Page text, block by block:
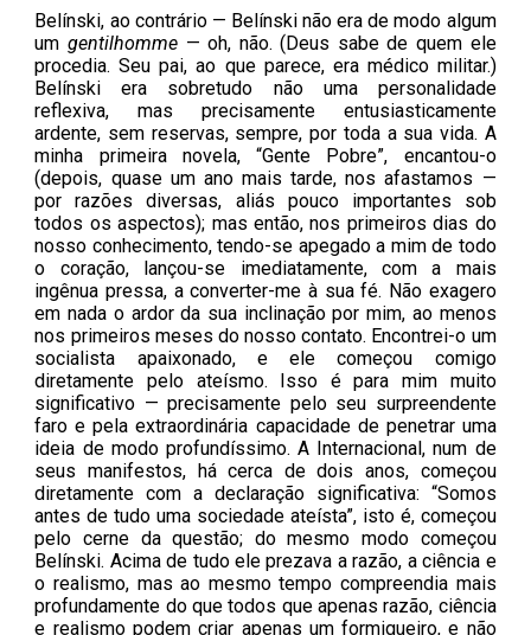
Belínski, ao contrário — Belínski não era de modo algum
um gentilhomme — oh, não. (Deus sabe de quem ele
procedia. Seu pai, ao que parece, era médico militar.)
Belínski era sobretudo não uma personalidade
reflexiva, mas precisamente entusiasticamente
ardente, sem reservas, sempre, por toda a sua vida. A
minha primeira novela, “Gente Pobre”, encantou-o
(depois, quase um ano mais tarde, nos afastamos —
por razões diversas, aliás pouco importantes sob
todos os aspectos); mas então, nos primeiros dias do
nosso conhecimento, tendo-se apegado a mim de todo
o coração, lançou-se imediatamente, com a mais
ingênua pressa, a converter-me à sua fé. Não exagero
em nada o ardor da sua inclinação por mim, ao menos
nos primeiros meses do nosso contato. Encontrei-o um
socialista apaixonado, e ele começou comigo
diretamente pelo ateísmo. Isso é para mim muito
significativo — precisamente pelo seu surpreendente
faro e pela extraordinária capacidade de penetrar uma
ideia de modo profundíssimo. A Internacional, num de
seus manifestos, há cerca de dois anos, começou
diretamente com a declaração significativa: “Somos
antes de tudo uma sociedade ateísta”, isto é, começou
pelo cerne da questão; do mesmo modo começou
Belínski. Acima de tudo ele prezava a razão, a ciência e
o realismo, mas ao mesmo tempo compreendia mais
profundamente do que todos que apenas razão, ciência
e realismo podem criar apenas um formigueiro, e não